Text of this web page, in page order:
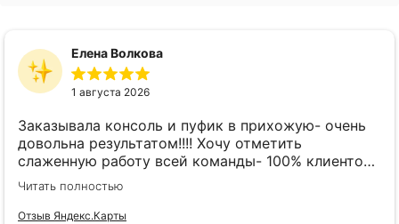
Елена Волкова
1 августа 2026
Заказывала консоль и пуфик в прихожую- очень
довольна результатом!!!! Хочу отметить
слаженную работу всей команды- 100% клиенто
ориентированная команда!!!! При заказе
внимательно слушают заказчика , что очень
облегчает подбор материала и цвета. Четкая
Читать полностью
Отзыв Яндекс.Карты